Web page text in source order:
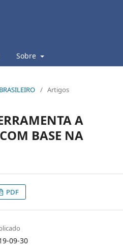
Sobre
/ Artigos
A
BASE NA
PDF
09-30